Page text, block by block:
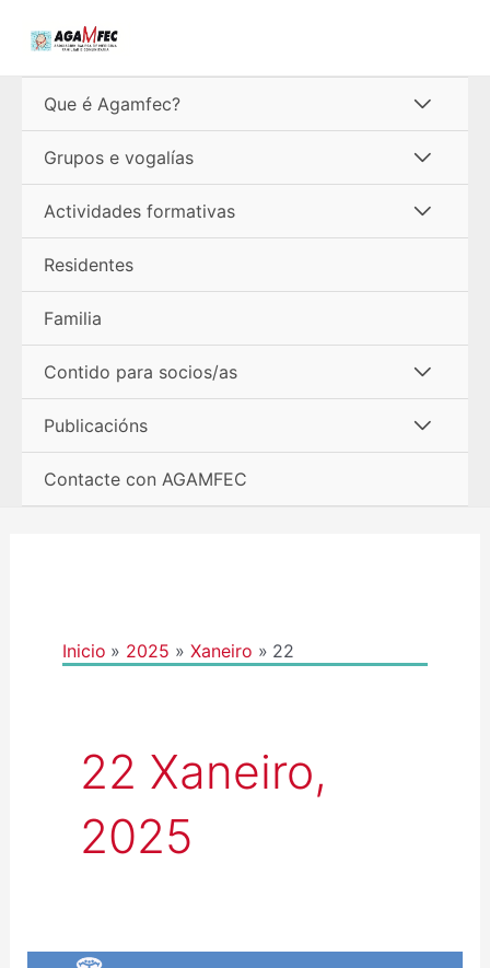
Que é Agamfec?
menú
Grupos e vogalías
menú
Actividades formativas
Residentes
Familia
Contido para socios/as
menú
Publicacións
Contacte con AGAMFEC
Inicio 2025 Xaneiro 22
22 Xaneiro,
2025